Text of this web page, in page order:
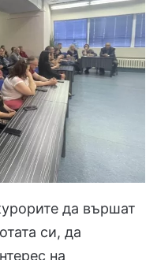
да вършат
си, да
на